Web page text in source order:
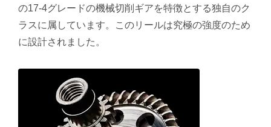
の17-4グレードの機械切削ギアを特徴とする独自のク
ラスに属しています。このリールは究極の強度のため
に設計されました。